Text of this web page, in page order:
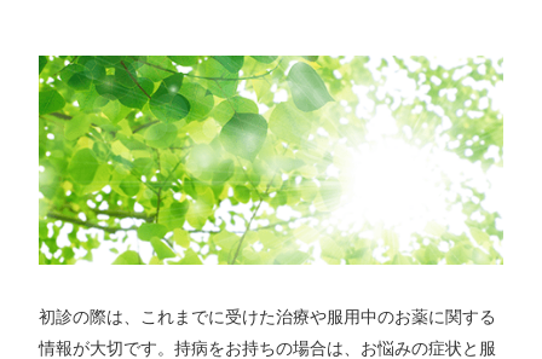
初診の際は、これまでに受けた治療や服用中のお薬に関する
情報が大切です。持病をお持ちの場合は、お悩みの症状と服